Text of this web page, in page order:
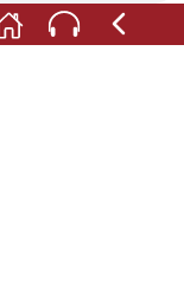
Der